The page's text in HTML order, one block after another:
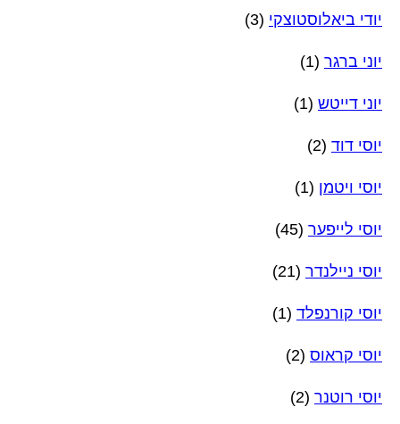
יודי ביאלוסטוצקי (3)
יוני ברגר (1)
יוני דייטש (1)
יוסי דוד (2)
יוסי ויטמן (1)
יוסי לייפער (45)
יוסי ניילנדר (21)
יוסי קורנפלד (1)
יוסי קראוס (2)
יוסי רוטנר (2)